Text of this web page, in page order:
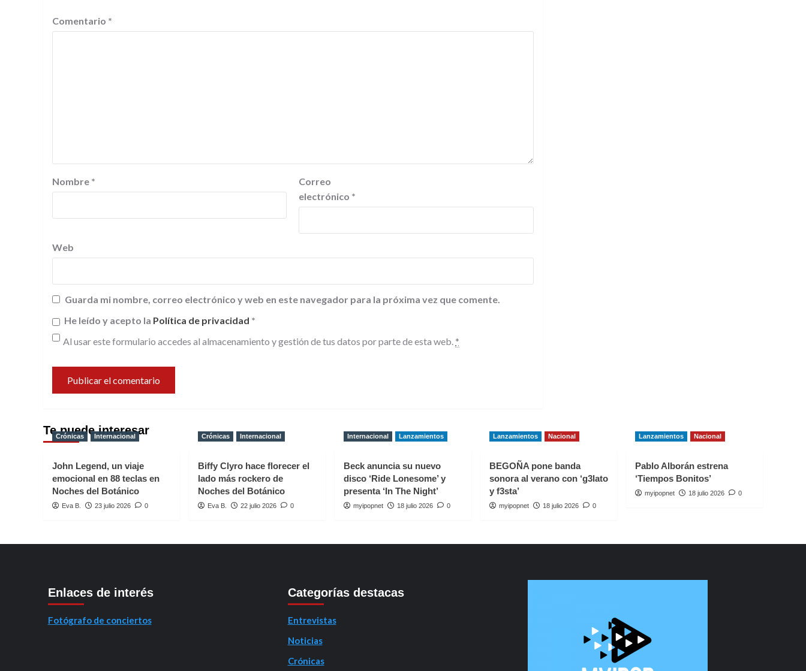
Comentario *
Nombre *
Correo
electrónico *
Web
Guarda mi nombre, correo electrónico y web en este navegador para la próxima vez que comente.
He leído y acepto la Política de privacidad *
Al usar este formulario accedes al almacenamiento y gestión de tus datos por parte de esta web. *
Te puede interesar
Crónicas Internacional
John Legend, un viaje
emocional en 88 teclas en
Noches del Botánico
Eva B. 23 julio 2026 0
Crónicas Internacional
Biffy Clyro hace florecer el
lado más rockero de
Noches del Botánico
Eva B. 22 julio 2026 0
Internacional Lanzamientos
Beck anuncia su nuevo
disco ‘Ride Lonesome’ y
presenta ‘In The Night’
myipopnet 18 julio 2026 0
Lanzamientos Nacional
BEGOÑA pone banda
sonora al verano con ‘g3lato
y f3sta’
myipopnet 18 julio 2026 0
Lanzamientos Nacional
Pablo Alborán estrena
‘Tiempos Bonitos’
myipopnet 18 julio 2026 0
Enlaces de interés
Fotógrafo de conciertos
Categorías destacas
Entrevistas
Noticias
Crónicas